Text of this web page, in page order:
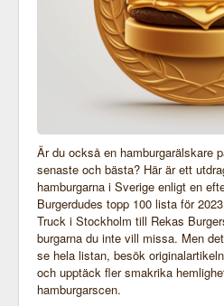
Är du också en hamburgarälskare
senaste och bästa? Här är ett
hamburgarna i Sverige enligt en
Burgerdudes topp 100 lista för
Truck i Stockholm till Rekas
burgarna du inte vill missa. Men
se hela listan, besök
och upptäck fler smakrika
hamburgarscen.